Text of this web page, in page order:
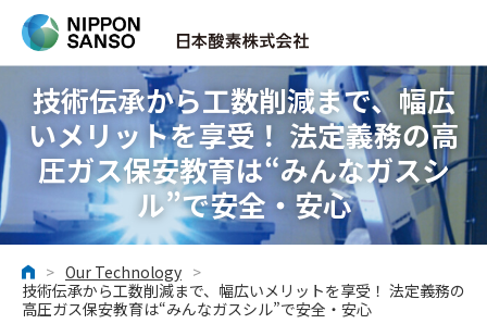
技術伝承から工数削減まで、幅広
いメリットを享受！ 法定義務の高
圧ガス保安教育は“みんなガスシ
ル”で安全・安心
ホーム
> Our Technology >
技術伝承から工数削減まで、幅広いメリットを享受！ 法定義務の
高圧ガス保安教育は“みんなガスシル”で安全・安心